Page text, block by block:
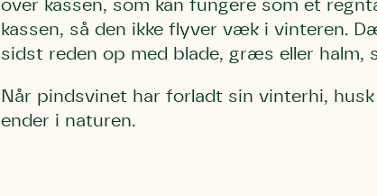
over kassen, som kan fungere som et
kassen, så den ikke flyver væk i vinteren.
sidst reden op med blade, græs eller halm,
Når pindsvinet har forladt sin vinterhi,
ender i naturen.